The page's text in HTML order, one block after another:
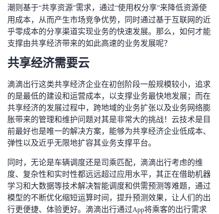
我
的
博
客
我
的
论
坛
我
的
圈
子
我
的
直
播
我
的
活
动
我
的
关
注
我
的
开
我
的
我
潮则基于“共享资源”需求，通过“使用权分享”来降低资源使
用成本，从而产生市场竞争优势，同时通过基于互联网的近
乎零成本的分享渠道实现业务的快速发展。那么，如何才能
支撑由共享经济带来的如此高速的业务发展呢？
共享经济需要云
滴滴出行这类共享经济企业在初创阶段一般规模较小，追求
的是最低的建设和运营成本，以支撑业务最快地发展；而在
共享经济的发展过程中，跨地域的业务扩张以及业务网络膨
胀带来的管理和维护问题对其是非常大的挑战！云技术是目
前最好也是唯一的解决方案，能够为共享经济企业低成本、
弹性以及近乎无限地扩容其业务支撑平台。
同时，无论是车辆调度还是司乘匹配，滴滴出行考虑的维
度、复杂性和实时性都远远超过应用水平，其正在借助机器
学习和大数据等技术解决智能调度和供需预测等难题，通过
模型的不断优化缩短运算时间，提升预测效果，让人们的出
行更便捷、体验更好。滴滴出行通过App将乘客的出行需求